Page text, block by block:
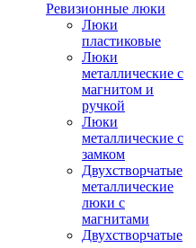
Ревизионные люки
Люки
пластиковые
Люки
металлические с
магнитом и
ручкой
Люки
металлические с
замком
Двухстворчатые
металлические
люки с
магнитами
Двухстворчатые